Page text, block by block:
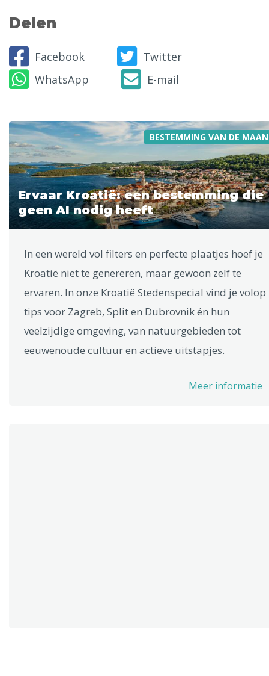
Delen
Facebook
Twitter
WhatsApp
E-mail
BESTEMMING VAN DE
Ervaar Kroatië: een bestemming die
geen AI nodig heeft
In een wereld vol filters en perfecte plaatjes hoef je
Kroatië niet te genereren, maar gewoon zelf te
ervaren. In onze Kroatië Stedenspecial vind je volop
tips voor Zagreb, Split en Dubrovnik én hun
veelzijdige omgeving, van natuurgebieden tot
eeuwenoude cultuur en actieve uitstapjes.
Meer informatie